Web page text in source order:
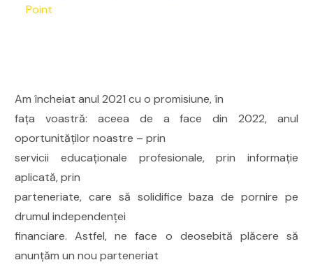
Am încheiat anul 2021 cu o promisiune, în
fața voastră: aceea de a face din 2022, anul
oportunităților noastre – prin
servicii educaționale profesionale, prin informație
aplicată, prin
parteneriate, care să solidifice baza de pornire pe
drumul independenței
financiare. Astfel, ne face o deosebită plăcere să
anunțăm un nou parteneriat